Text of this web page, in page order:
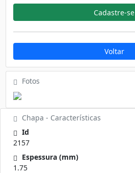
Cadastre-se
Voltar
Fotos
Chapa - Características
Id
2157
Espessura (mm)
1.75